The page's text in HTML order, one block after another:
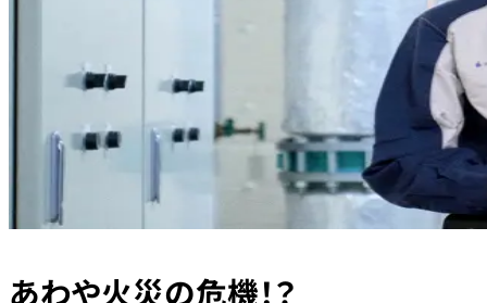
あわや火災の危機！？